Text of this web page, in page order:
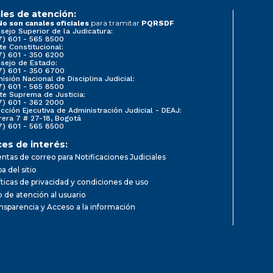
de atención:
son canales oficiales para tramitar PQRSDF
Superior de la Judicatura:
601 - 565 8500
Constitucional:
601 - 350 6200
de Estado:
601 - 350 6700
Nacional de Disciplina Judicial:
601 - 565 8500
Suprema de Justicia:
601 - 362 2000
Ejecutiva de Administración Judicial - DEAJ:
7 # 27-18, Bogotá
601 - 565 8500
de interés:
de correo para Notificaciones Judiciales
del sitio
de privacidad y condiciones de uso
de atención al usuario
y Acceso a la información